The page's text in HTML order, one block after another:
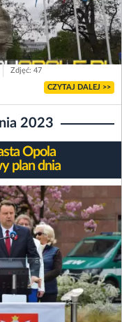
Zdjęć: 47
CZYTAJ DALEJ >>
2023
Opola
plan dnia